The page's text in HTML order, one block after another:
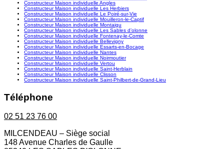
Constructeur Maison individuelle Angles
Constructeur Maison individuelle Les Herbiers
Constructeur Maison individuelle Le Poiré-sur-Vie
Constructeur Maison individuelle Mouilleron-le-Captif
Constructeur Maison individuelle Montaigu
Constructeur Maison individuelle Les Sables d’olonne
Constructeur Maison individuelle Fontenay-le-Comte
Constructeur Maison individuelle Bellevigny
Constructeur Maison individuelle Essarts-en-Bocage
Constructeur Maison individuelle Nantes
Constructeur Maison individuelle Noirmoutier
Constructeur Maison individuelle Vertou
Constructeur Maison individuelle Saint-Herblain
Constructeur Maison individuelle Clisson
Constructeur Maison individuelle Saint-Philbert-de-Grand-Lieu
Téléphone
02 51 23 76 00
MILCENDEAU – Siège social
148 Avenue Charles de Gaulle